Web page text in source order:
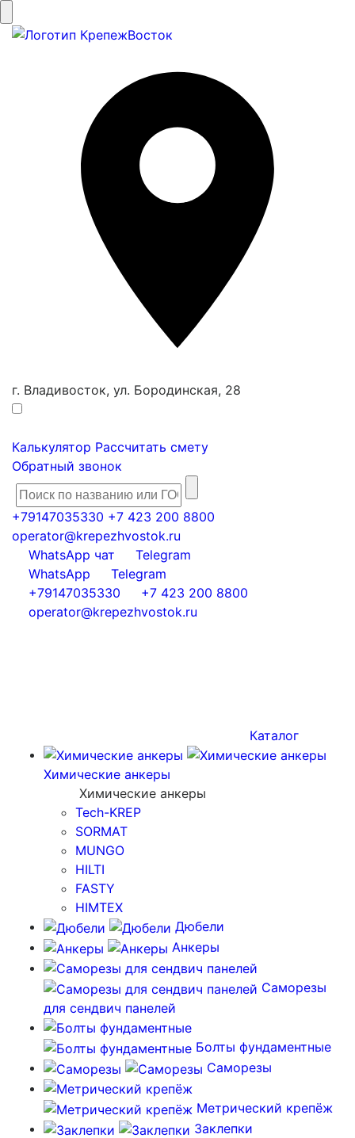
г. Владивосток, ул. Бородинская, 28
Калькулятор Рассчитать смету
Обратный звонок
+79147035330 +7 423 200 8800
operator@krepezhvostok.ru
WhatsApp чат
Telegram
WhatsApp
Telegram
+79147035330
+7 423 200 8800
operator@krepezhvostok.ru
Каталог
Химические анкеры
Химические анкеры
Tech-KREP
SORMAT
MUNGO
HILTI
FASTY
HIMTEX
Дюбели
Анкеры
Саморезы
для сендвич панелей
Болты фундаментные
Саморезы
Метрический крепёж
Заклепки